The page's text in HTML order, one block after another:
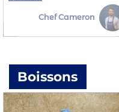
Chef Cameron
Boissons